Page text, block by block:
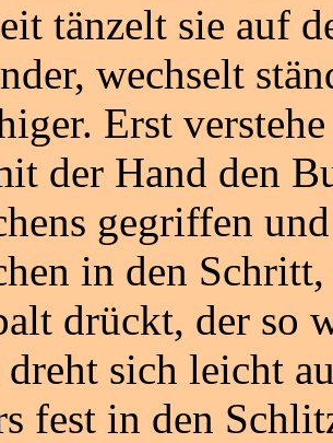
tänzelt sie auf
wechselt
Erst
der Hand den
gegriffen
in den
drückt, der so
sich leicht
fest in den